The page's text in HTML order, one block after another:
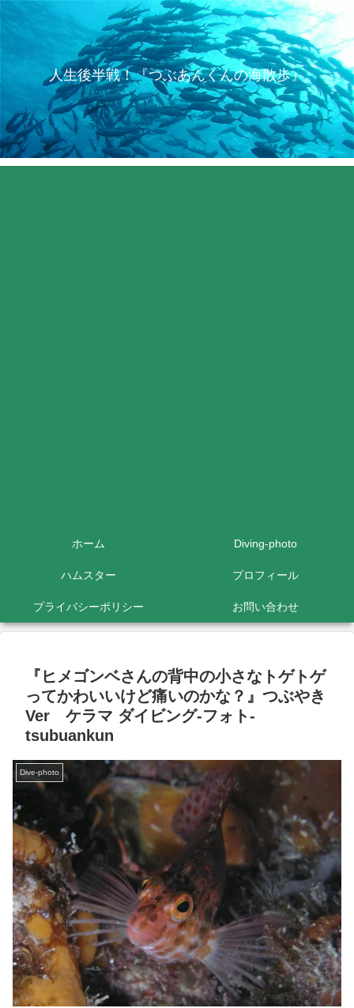
人生後半戦！『つぶあんくんの海散歩』
ホーム Diving-photo
ハムスター プロフィール
プライバシーポリシー お問い合わせ
『ヒメゴンベさんの背中の小さなトゲトゲ
ってかわいいけど痛いのかな？』つぶやき
Ver ケラマ ダイビング‐フォト‐
tsubuankun
Dive-photo